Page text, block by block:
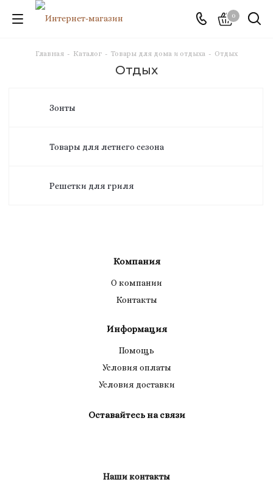
0
Главная - Каталог - Товары для дома и отдыха - Отдых
Отдых
Зонты
Товары для летнего сезона
Решетки для гриля
Компания
О компании
Контакты
Информация
Помощь
Условия оплаты
Условия доставки
Оставайтесь на связи
Наши контакты